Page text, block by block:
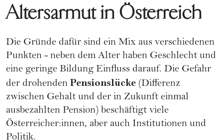
Altersarmut in Österreich
Die Gründe dafür sind ein Mix aus verschiedenen
Punkten - neben dem Alter haben Geschlecht und
eine geringe Bildung Einfluss darauf. Die Gefahr
der drohenden Pensionslücke (Differenz
zwischen Gehalt und der in Zukunft einmal
ausbezahlten Pension) beschäftigt viele
Österreicher:innen, aber auch Institutionen und
Politik.